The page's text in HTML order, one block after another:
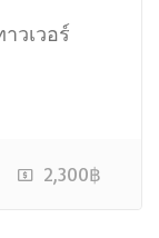
วเวอร์
2,300฿